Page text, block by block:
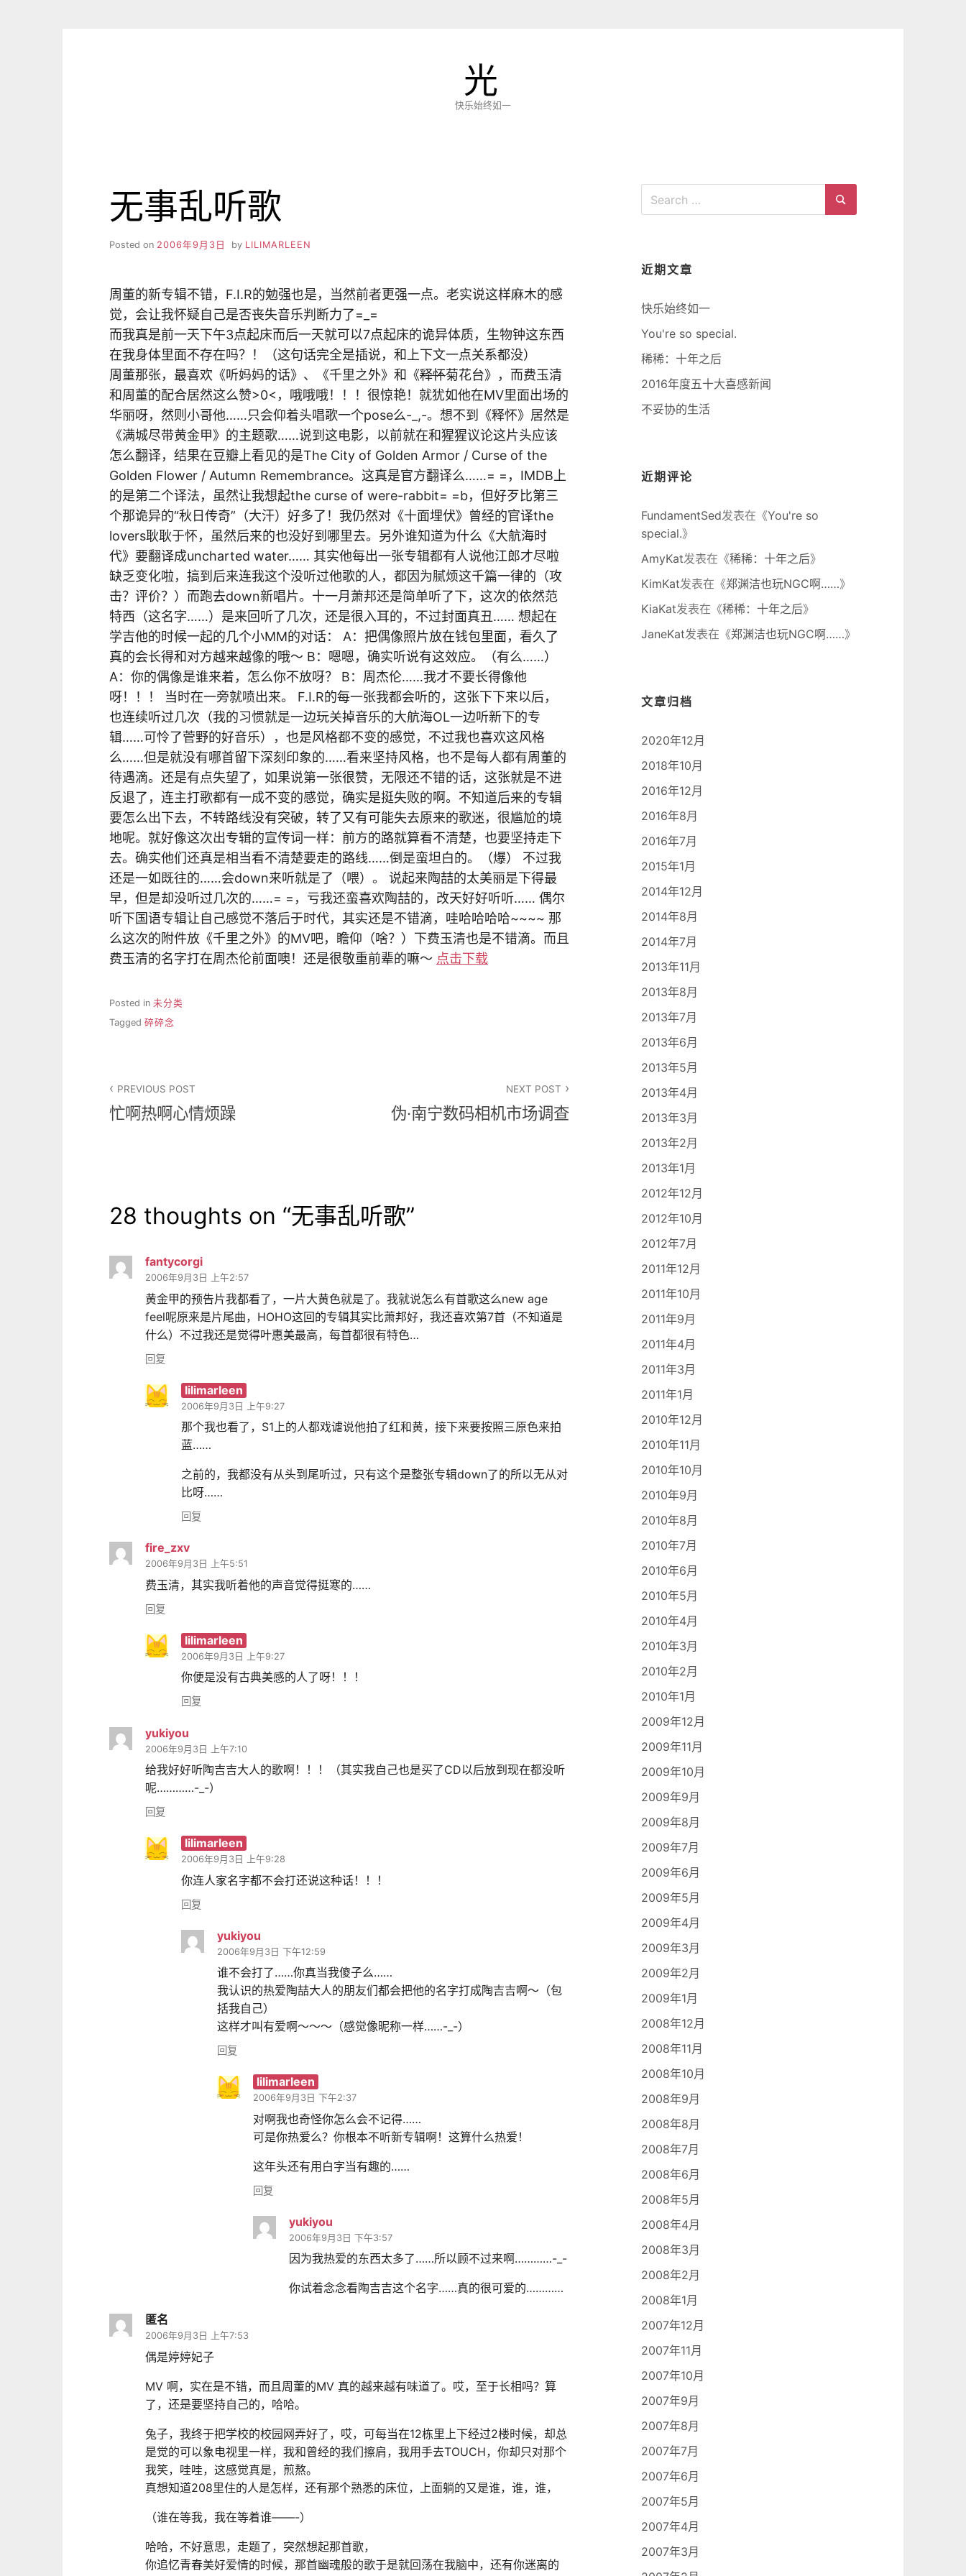
光
快乐始终如一
无事乱听歌
Posted on 2006年9月3日 by LILIMARLEEN
周董的新专辑不错，F.I.R的勉强也是，当然前者更强一点。老实说这样麻木的感
觉，会让我怀疑自己是否丧失音乐判断力了=_=
而我真是前一天下午3点起床而后一天就可以7点起床的诡异体质，生物钟这东西
在我身体里面不存在吗？！（这句话完全是插说，和上下文一点关系都没）
周董那张，最喜欢《听妈妈的话》、《千里之外》和《释怀菊花台》，而费玉清
和周董的配合居然这么赞>0<，哦哦哦！！！很惊艳！就犹如他在MV里面出场的
华丽呀，然则小哥他……只会仰着头唱歌一个pose么-_,-。想不到《释怀》居然是
《满城尽带黄金甲》的主题歌……说到这电影，以前就在和猩猩议论这片头应该
怎么翻译，结果在豆瓣上看见的是The City of Golden Armor / Curse of the
Golden Flower / Autumn Remembrance。这真是官方翻译么……= =，IMDB上
的是第二个译法，虽然让我想起the curse of were-rabbit= =b，但好歹比第三
个那诡异的“秋日传奇”（大汗）好多了！我仍然对《十面埋伏》曾经的官译the
lovers耿耿于怀，虽然后来的也没好到哪里去。另外谁知道为什么《大航海时
代》要翻译成uncharted water…… 其实他每出一张专辑都有人说他江郎才尽啦
缺乏变化啦，搞到后来连我这个没听过他歌的人，都因为腻烦这千篇一律的（攻
击？评价？）而跑去down新唱片。十一月萧邦还是简单听了下，这次的依然范
特西（这名字……）是来回听了几次，还是很入耳的，不过封面真丑…… 想起在
学吉他的时候一起的几个小MM的对话： A：把偶像照片放在钱包里面，看久了
真的会长得和对方越来越像的哦～ B：嗯嗯，确实听说有这效应。（有么……）
A：你的偶像是谁来着，怎么你不放呀？ B：周杰伦……我才不要长得像他
呀！！！ 当时在一旁就喷出来。 F.I.R的每一张我都会听的，这张下下来以后，
也连续听过几次（我的习惯就是一边玩关掉音乐的大航海OL一边听新下的专
辑……可怜了菅野的好音乐），也是风格都不变的感觉，不过我也喜欢这风格
么……但是就没有哪首留下深刻印象的……看来坚持风格，也不是每人都有周董的
待遇滴。还是有点失望了，如果说第一张很赞，无限还不错的话，这张就是不进
反退了，连主打歌都有一成不变的感觉，确实是挺失败的啊。不知道后来的专辑
要怎么出下去，不转路线没有突破，转了又有可能失去原来的歌迷，很尴尬的境
地呢。就好像这次出专辑的宣传词一样：前方的路就算看不清楚，也要坚持走下
去。确实他们还真是相当看不清楚要走的路线……倒是蛮坦白的。（爆） 不过我
还是一如既往的……会down来听就是了（喂）。 说起来陶喆的太美丽是下得最
早，但是却没听过几次的……= =，亏我还蛮喜欢陶喆的，改天好好听听…… 偶尔
听下国语专辑让自己感觉不落后于时代，其实还是不错滴，哇哈哈哈哈~~~~ 那
么这次的附件放《千里之外》的MV吧，瞻仰（啥？）下费玉清也是不错滴。而且
费玉清的名字打在周杰伦前面噢！还是很敬重前辈的嘛～ 点击下载
Posted in 未分类
Tagged 碎碎念
章
PREVIOUS POST
忙啊热啊心情烦躁
NEXT POST
伪·南宁数码相机市场调查
28 thoughts on “无事乱听歌”
fantycorgi
2006年9月3日 上午2:57
黄金甲的预告片我都看了，一片大黄色就是了。我就说怎么有首歌这么new age
feel呢原来是片尾曲，HOHO这回的专辑其实比萧邦好，我还喜欢第7首（不知道是
什么）不过我还是觉得叶惠美最高，每首都很有特色…
回复
lilimarleen
2006年9月3日 上午9:27
那个我也看了，S1上的人都戏谑说他拍了红和黄，接下来要按照三原色来拍
蓝……
之前的，我都没有从头到尾听过，只有这个是整张专辑down了的所以无从对
比呀……
回复
fire_zxv
2006年9月3日 上午5:51
费玉清，其实我听着他的声音觉得挺寒的……
回复
lilimarleen
2006年9月3日 上午9:27
你便是没有古典美感的人了呀！！！
回复
yukiyou
2006年9月3日 上午7:10
给我好好听陶吉吉大人的歌啊！！！（其实我自己也是买了CD以后放到现在都没听
呢…………-_-）
回复
lilimarleen
2006年9月3日 上午9:28
你连人家名字都不会打还说这种话！！！
回复
yukiyou
2006年9月3日 下午12:59
谁不会打了……你真当我傻子么……
我认识的热爱陶喆大人的朋友们都会把他的名字打成陶吉吉啊～（包
括我自己）
这样才叫有爱啊～～～（感觉像昵称一样……-_-）
回复
lilimarleen
2006年9月3日 下午2:37
对啊我也奇怪你怎么会不记得……
可是你热爱么？你根本不听新专辑啊！这算什么热爱！
这年头还有用白字当有趣的……
回复
yukiyou
2006年9月3日 下午3:57
因为我热爱的东西太多了……所以顾不过来啊…………-_-
你试着念念看陶吉吉这个名字……真的很可爱的…………
匿名
2006年9月3日 上午7:53
偶是婷婷妃子
MV 啊，实在是不错，而且周董的MV 真的越来越有味道了。哎，至于长相吗？算
了，还是要坚持自己的，哈哈。
兔子，我终于把学校的校园网弄好了，哎，可每当在12栋里上下经过2楼时候，却总
是觉的可以象电视里一样，我和曾经的我们擦肩，我用手去TOUCH，你却只对那个
我笑，哇哇，这感觉真是，煎熬。
真想知道208里住的人是怎样，还有那个熟悉的床位，上面躺的又是谁，谁，谁，
（谁在等我，我在等着谁——-）
哈哈，不好意思，走题了，突然想起那首歌，
你追忆青春美好爱情的时候，那首幽魂般的歌于是就回荡在我脑中，还有你迷离的
Search
近期文章
快乐始终如一
You're so special.
稀稀：十年之后
2016年度五十大喜感新闻
不妥协的生活
近期评论
FundamentSed发表在《You're so
special.》
AmyKat发表在《稀稀：十年之后》
KimKat发表在《郑渊洁也玩NGC啊……》
KiaKat发表在《稀稀：十年之后》
JaneKat发表在《郑渊洁也玩NGC啊……》
文章归档
2020年12月
2018年10月
2016年12月
2016年8月
2016年7月
2015年1月
2014年12月
2014年8月
2014年7月
2013年11月
2013年8月
2013年7月
2013年6月
2013年5月
2013年4月
2013年3月
2013年2月
2013年1月
2012年12月
2012年10月
2012年7月
2011年12月
2011年10月
2011年9月
2011年4月
2011年3月
2011年1月
2010年12月
2010年11月
2010年10月
2010年9月
2010年8月
2010年7月
2010年6月
2010年5月
2010年4月
2010年3月
2010年2月
2010年1月
2009年12月
2009年11月
2009年10月
2009年9月
2009年8月
2009年7月
2009年6月
2009年5月
2009年4月
2009年3月
2009年2月
2009年1月
2008年12月
2008年11月
2008年10月
2008年9月
2008年8月
2008年7月
2008年6月
2008年5月
2008年4月
2008年3月
2008年2月
2008年1月
2007年12月
2007年11月
2007年10月
2007年9月
2007年8月
2007年7月
2007年6月
2007年5月
2007年4月
2007年3月